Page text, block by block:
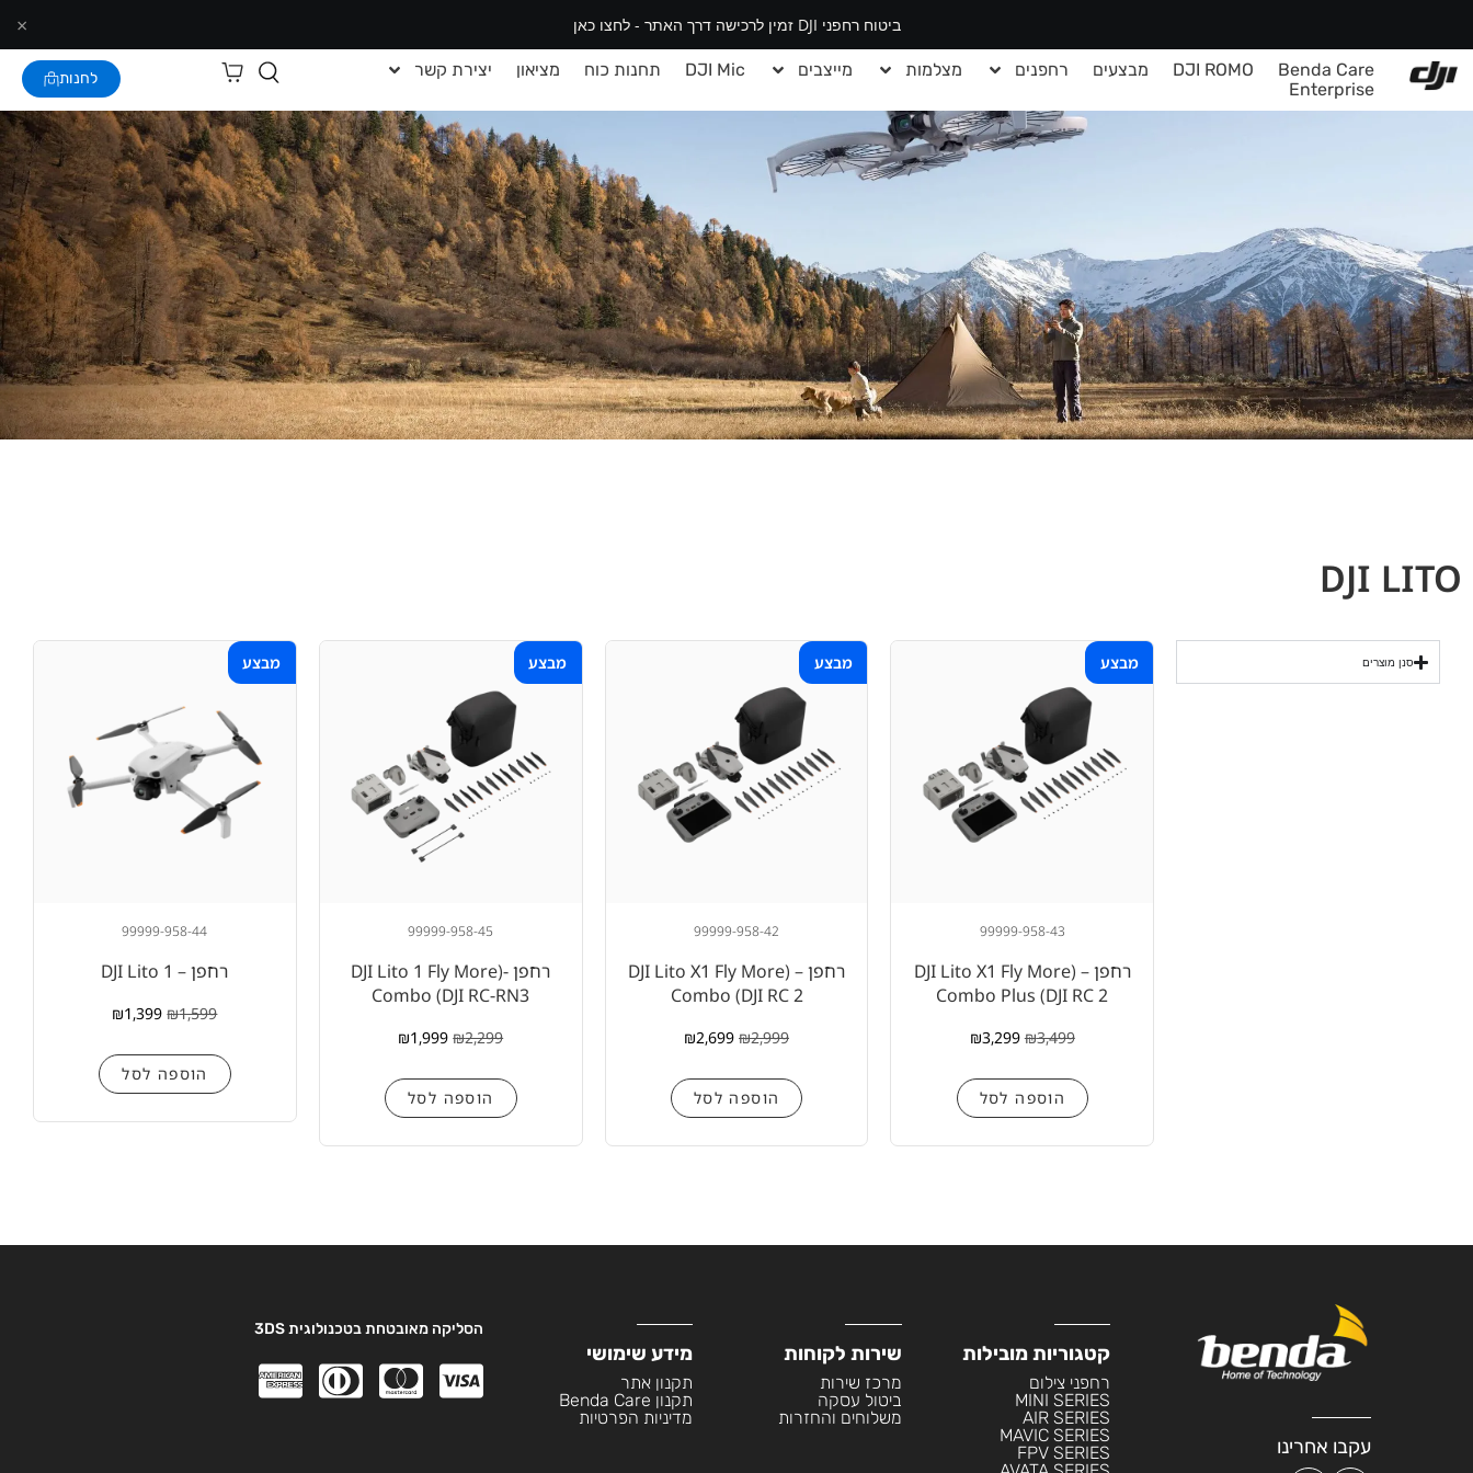
ביטוח רחפני DJI זמין לרכישה דרך האתר - לחצו כאן ×
Benda Care
DJI ROMO מבצעים רחפנים מצלמות מייצבים DJI Mic תחנות כוח מציאון
יצירת קשר
Enterprise
לחנות
DJI LITO
סנן מוצרים מבצע
99999-958-43
רחפן – (DJI Lito X1 Fly More
Combo Plus (DJI RC 2
₪3,499
₪3,299
הוספה לסל
מבצע
99999-958-42
רחפן – (DJI Lito X1 Fly More
Combo (DJI RC 2
₪2,999
₪2,699
הוספה לסל
מבצע
99999-958-45
רחפן -(DJI Lito 1 Fly More
Combo (DJI RC-RN3
₪2,299
₪1,999
הוספה לסל
מבצע
99999-958-44
רחפן – DJI Lito 1
₪1,599
₪1,399
הוספה לסל
עקבו אחרינו
קטגוריות מובילות
רחפני צילום
MINI SERIES
AIR SERIES
MAVIC SERIES
FPV SERIES
שירות לקוחות
מרכז שירות
ביטול עסקה
משלוחים והחזרות
מידע שימושי
תקנון אתר
תקנון Benda Care
מדיניות הפרטיות
הסליקה מאובטחת בטכנולוגית 3DS